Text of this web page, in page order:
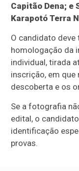
Capitão Dena; e
Karapotó Terra
O candidato
homologação da
individual, tirada
inscrição, em que
descoberta e os
Se a fotografia
edital, o
identificação
provas.